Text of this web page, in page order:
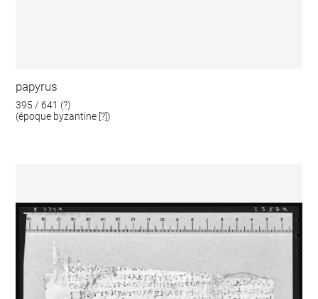
papyrus
395 / 641 (?)
(époque byzantine [?])